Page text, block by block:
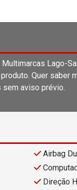
Lago-
Quer
aviso prévio.
Airbag
Direção